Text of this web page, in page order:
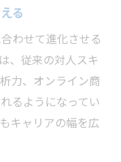
る
わせて進化させる
、従来の対人スキ
力、オンライン商
るようになってい
キャリアの幅を広